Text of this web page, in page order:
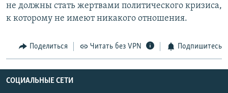
не должны стать жертвами политического кризиса,
к которому не имеют никакого отношения.
Поделиться Читать без VPN Подпишитесь
СОЦИАЛЬНЫЕ СЕТИ